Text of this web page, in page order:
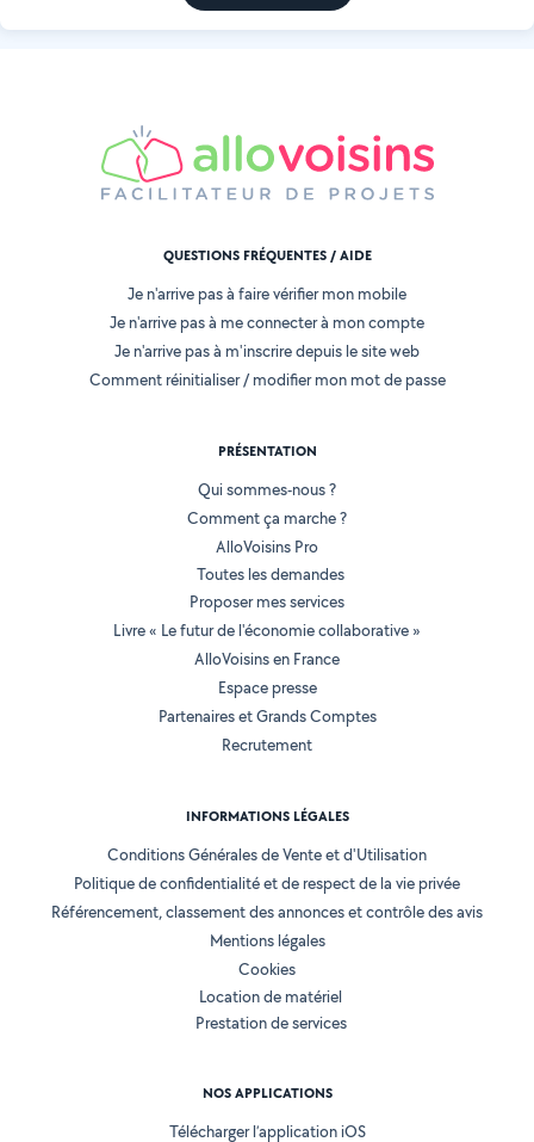
QUESTIONS FRÉQUENTES / AIDE
Je n'arrive pas à faire vérifier mon mobile
Je n'arrive pas à me connecter à mon compte
Je n'arrive pas à m'inscrire depuis le site web
Comment réinitialiser / modifier mon mot de passe
PRÉSENTATION
Qui sommes-nous ?
Comment ça marche ?
AlloVoisins Pro
Toutes les demandes
Proposer mes services
Livre « Le futur de l'économie collaborative »
AlloVoisins en France
Espace presse
Partenaires et Grands Comptes
Recrutement
INFORMATIONS LÉGALES
Conditions Générales de Vente et d'Utilisation
Politique de confidentialité et de respect de la vie privée
Référencement, classement des annonces et contrôle des avis
Mentions légales
Cookies
Location de matériel
Prestation de services
NOS APPLICATIONS
Télécharger l’application iOS